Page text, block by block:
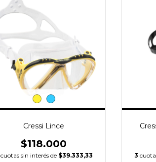
Cressi Lince
$118.000
cuotas sin interés de $39.333,33 3